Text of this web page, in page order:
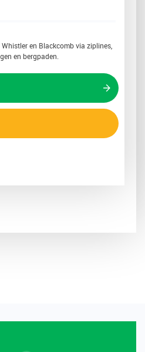
en Blackcomb via ziplines,
en bergpaden.